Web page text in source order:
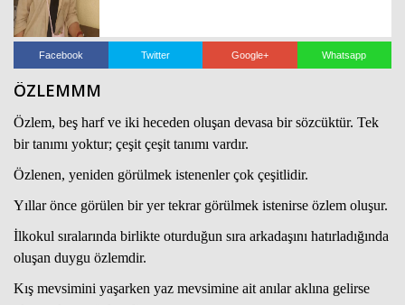
Facebook Twitter Google+ Whatsapp
ÖZLEMMM
Özlem, beş harf ve iki heceden oluşan devasa bir sözcüktür. Tek
bir tanımı yoktur; çeşit çeşit tanımı vardır.
Özlenen, yeniden görülmek istenenler çok çeşitlidir.
Yıllar önce görülen bir yer tekrar görülmek istenirse özlem oluşur.
İlkokul sıralarında birlikte oturduğun sıra arkadaşını hatırladığında
oluşan duygu özlemdir.
Kış mevsimini yaşarken yaz mevsimine ait anılar aklına gelirse
İLETİŞİM